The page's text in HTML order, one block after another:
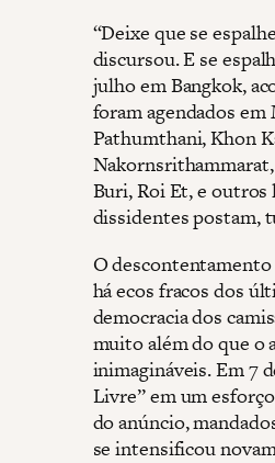
“Deixe que se
discursou. E se
julho em Bangkok,
foram agendados
Pathumthani, Khon
Buri, Roi Et, e outros
dissidentes postam,
O
há ecos fracos dos
democracia dos
muito além do que o
inimagináveis. Em 7
Livre” em um
do anúncio,
se intensificou